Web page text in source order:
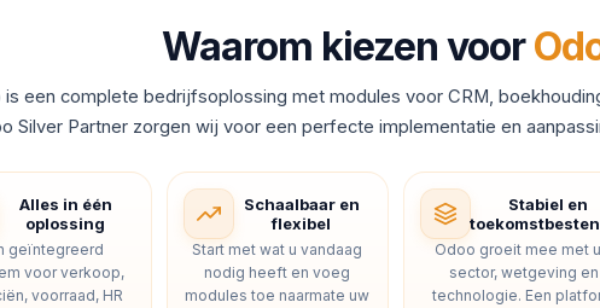
Waarom kiezen voor
is een complete bedrijfsoplossing met modules voor CRM,
Silver Partner zorgen wij voor een perfecte implementatie en
Alles in één
oplossing
geïntegreerd
voor verkoop,
voorraad, HR
Schaalbaar en
flexibel
Start met wat u vandaag
nodig heeft en voeg
modules toe naarmate uw
Stabiel en
Odoo groeit mee met
sector, wetgeving en
technologie. Een